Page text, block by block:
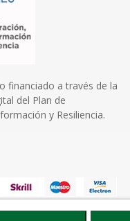
financiado a través de la
del Plan de
y Resiliencia.